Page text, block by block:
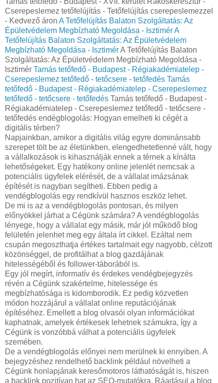
Cserepeslemez tetőfelújítás - Tetőfelújítás cserepeslemezzel
- Kedvező áron A Tetőfelújítás Balaton Szolgáltatás: Az
Épületvédelem Megbízható Megoldása - IsztimérA
Tetőfelújítás Balaton Szolgáltatás: Az Épületvédelem
Megbízható Megoldása - IsztimérA Tetőfelújítás Balaton
Szolgáltatás: Az Épületvédelem Megbízható Megoldása -
Isztimér Tamás tetőfedő - Budapest - Régiakadémiatelep -
Cserepeslemez tetőfedő - tetőcsere - tetőfedés Tamás
tetőfedő - Budapest - Régiakadémiatelep - Cserepeslemez
tetőfedő - tetőcsere - tetőfedés Tamás tetőfedő - Budapest -
Régiakadémiatelep - Cserepeslemez tetőfedő - tetőcsere -
tetőfedés endégblogolás: Hogyan emelheti ki cégét a
digitális térben?
Napjainkban, amikor a digitális világ egyre dominánsabb
szerepet tölt be az életünkben, elengedhetetlenné vált, hogy
a vállalkozások is kihasználják ennek a térnek a kínálta
lehetőségeket. Egy hatékony online jelenlét nemcsak a
potenciális ügyfelek elérését, de a vállalat imázsának
építését is nagyban segítheti. Ebben pedig a
vendégblogolás egy rendkívül hasznos eszköz lehet.
De mi is az a vendégblogolás pontosan, és milyen
előnyökkel járhat a Cégünk számára? A vendégblogolás
lényege, hogy a vállalat egy másik, már jól működő blog
felületén jelenhet meg egy általa írt cikkel. Ezáltal nem
csupán megoszthatja értékes tartalmait egy nagyobb, célzott
közönséggel, de profitálhat a blog gazdájának
hitelességéből és follower-táborából is.
Egy jól megírt, informatív és érdekes vendégbejegyzés
révén a Cégünk szakértelme, hitelessége és
megbízhatósága is kidomborodik. Ez pedig közvetlen
módon hozzájárul a vállalat online reputációjának
építéséhez. Emellett a blog olvasói olyan információkat
kaphatnak, amelyek értékesek lehetnek számukra, így a
Cégünk is vonzóbbá válhat a potenciális ügyfelek
szemében.
De a vendégblogolás előnyei nem merülnek ki ennyiben. A
bejegyzéshez rendelhető backlink például növelheti a
Cégünk honlapjának keresőmotoros láthatóságát is, hiszen
a backlink pozitívan hat az SEO-mutatókra. Ráadásul a blog